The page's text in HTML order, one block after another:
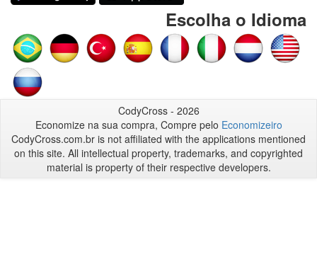
Escolha o Idioma
CodyCross - 2026
Economize na sua compra, Compre pelo Economizeiro
CodyCross.com.br is not affiliated with the applications mentioned
on this site. All intellectual property, trademarks, and copyrighted
material is property of their respective developers.